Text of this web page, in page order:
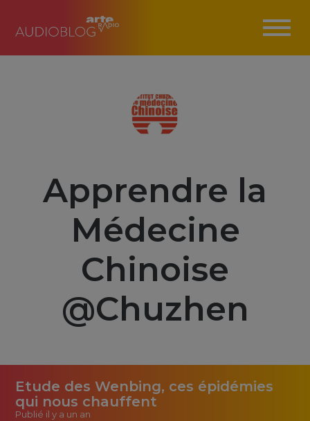
Apprendre la
Médecine
Chinoise
@Chuzhen
Etude des Wenbing, ces épidémies
qui nous chauffent
Publié il y a un an